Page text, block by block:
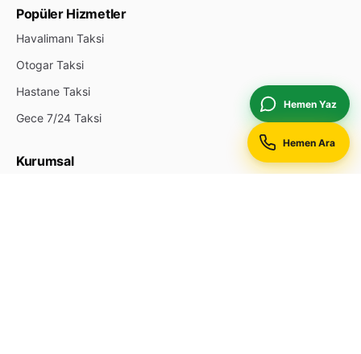
Popüler Hizmetler
Havalimanı Taksi
Otogar Taksi
Hastane Taksi
Gece 7/24 Taksi
Kurumsal
Hemen Yaz
Hemen Ara